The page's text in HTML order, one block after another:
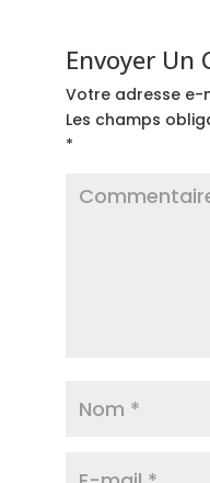
Envoyer Un
Votre adresse e-
Les champs
*